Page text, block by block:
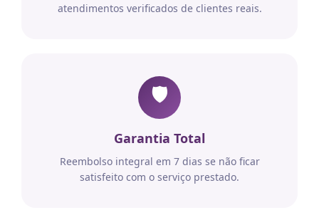
atendimentos verificados de clientes reais.
🛡️
Garantia Total
Reembolso integral em 7 dias se não ficar
satisfeito com o serviço prestado.